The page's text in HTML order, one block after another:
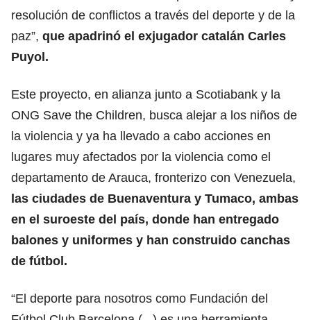
resolución de conflictos a través del deporte y de la
paz”, que apadrinó el exjugador catalán Carles
Puyol.
Este proyecto, en alianza junto a Scotiabank y la
ONG Save the Children, busca alejar a los niños de
la violencia y ya ha llevado a cabo acciones en
lugares muy afectados por la violencia como el
departamento de Arauca, fronterizo con Venezuela,
las ciudades de Buenaventura y Tumaco, ambas
en el suroeste del país, donde han entregado
balones y uniformes y han construido canchas
de fútbol.
“El deporte para nosotros como Fundación del